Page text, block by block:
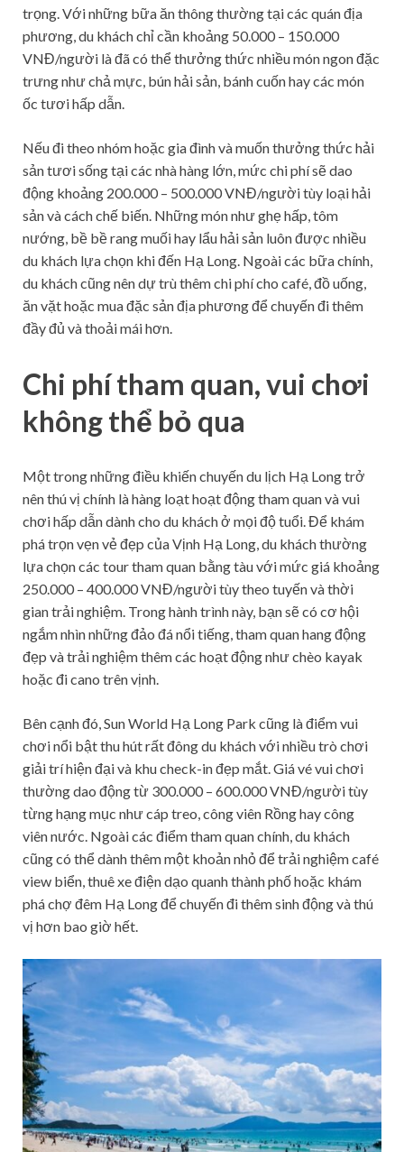
trọng. Với những bữa ăn thông thường tại các quán địa
phương, du khách chỉ cần khoảng 50.000 – 150.000
VNĐ/người là đã có thể thưởng thức nhiều món ngon đặc
trưng như chả mực, bún hải sản, bánh cuốn hay các món
ốc tươi hấp dẫn.
Nếu đi theo nhóm hoặc gia đình và muốn thưởng thức hải
sản tươi sống tại các nhà hàng lớn, mức chi phí sẽ dao
động khoảng 200.000 – 500.000 VNĐ/người tùy loại hải
sản và cách chế biến. Những món như ghẹ hấp, tôm
nướng, bề bề rang muối hay lẩu hải sản luôn được nhiều
du khách lựa chọn khi đến Hạ Long. Ngoài các bữa chính,
du khách cũng nên dự trù thêm chi phí cho café, đồ uống,
ăn vặt hoặc mua đặc sản địa phương để chuyến đi thêm
đầy đủ và thoải mái hơn.
Chi phí tham quan, vui chơi
không thể bỏ qua
Một trong những điều khiến chuyến du lịch Hạ Long trở
nên thú vị chính là hàng loạt hoạt động tham quan và vui
chơi hấp dẫn dành cho du khách ở mọi độ tuổi. Để khám
phá trọn vẹn vẻ đẹp của Vịnh Hạ Long, du khách thường
lựa chọn các tour tham quan bằng tàu với mức giá khoảng
250.000 – 400.000 VNĐ/người tùy theo tuyến và thời
gian trải nghiệm. Trong hành trình này, bạn sẽ có cơ hội
ngắm nhìn những đảo đá nổi tiếng, tham quan hang động
đẹp và trải nghiệm thêm các hoạt động như chèo kayak
hoặc đi cano trên vịnh.
Bên cạnh đó, Sun World Hạ Long Park cũng là điểm vui
chơi nổi bật thu hút rất đông du khách với nhiều trò chơi
giải trí hiện đại và khu check-in đẹp mắt. Giá vé vui chơi
thường dao động từ 300.000 – 600.000 VNĐ/người tùy
từng hạng mục như cáp treo, công viên Rồng hay công
viên nước. Ngoài các điểm tham quan chính, du khách
cũng có thể dành thêm một khoản nhỏ để trải nghiệm café
view biển, thuê xe điện dạo quanh thành phố hoặc khám
phá chợ đêm Hạ Long để chuyến đi thêm sinh động và thú
vị hơn bao giờ hết.